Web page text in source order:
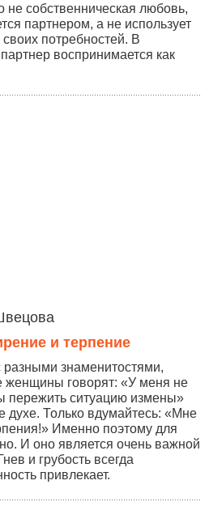
собственническая любовь,
партнером, а не использует
потребностей. В
воспринимается как
и терпение
знаменитостями,
женщины говорят: «У меня не
пережить ситуацию измены»
духе. Только вдумайтесь: «Мне
Именно поэтому для
И оно является очень важной
и грубость всегда
привлекает.